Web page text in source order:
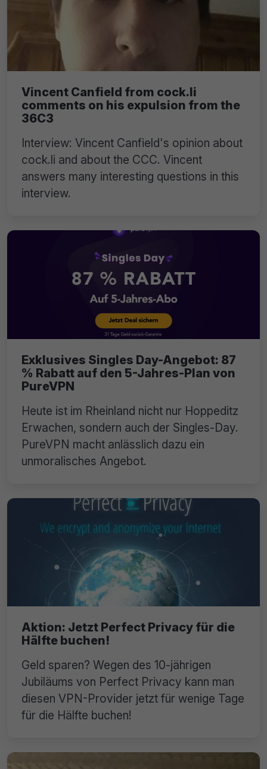
Vincent Canfield from cock.li
comments on his expulsion from the
36C3
Interview: Vincent Canfield's opinion about
cock.li and about the CCC. Vincent
answers many interesting questions in this
interview.
Exklusives Singles Day-Angebot: 87
% Rabatt auf den 5-Jahres-Plan von
PureVPN
Heute ist im Rheinland nicht nur Hoppeditz
Erwachen, sondern auch der Singles-Day.
PureVPN macht anlässlich dazu ein
unmoralisches Angebot.
Aktion: Jetzt Perfect Privacy für die
Hälfte buchen!
Geld sparen? Wegen des 10-jährigen
Jubiläums von Perfect Privacy kann man
diesen VPN-Provider jetzt für wenige Tage
für die Hälfte buchen!